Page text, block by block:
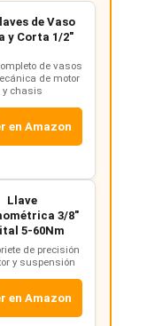
de Vaso
y Corta 1/2"
de vasos
de motor
y chasis
en Amazon
Llave
3/8"
5-60Nm
de precisión
y suspensión
en Amazon